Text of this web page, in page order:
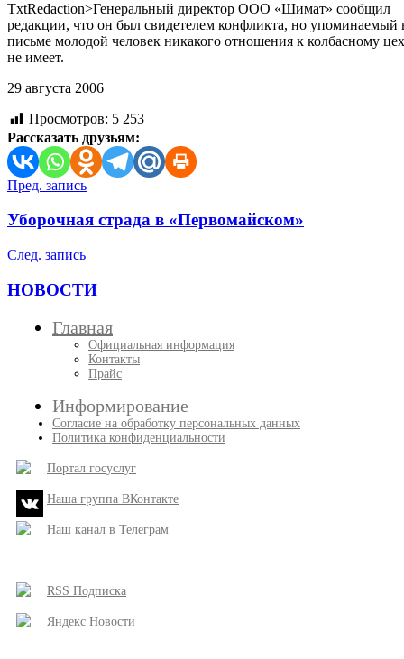
TxtRedaction>Генеральный директор ООО «Шимат» сообщил
редакции, что он был свидетелем конфликта, но упоминаемый
письме молодой человек никакого отношения к колбасному
не имеет.
29 августа 2006
Просмотров: 5 253
Рассказать друзьям:
Навигация
по
записям
Пред. запись
Уборочная страда в «Первомайском»
След. запись
НОВОСТИ
Главная
Официальная информация
Контакты
Прайс
Информирование
Согласие на обработку персональных данных
Политика конфиденциальности
Портал госуслуг
Наша группа ВКонтакте
Наш канал в Телеграм
RSS Подписка
Яндекс Новости